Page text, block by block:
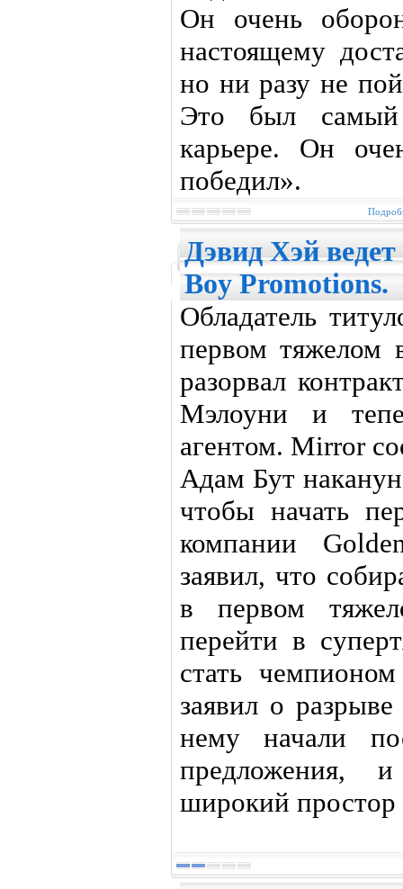
Он очень
настоящему
но ни разу не
Это был
карьере. Он
победил».
Дэвид Хэй
Boy Promotions.
Обладатель
первом тяжелом
разорвал
Мэлоуни и
агентом. Mirror
Адам Бут
чтобы начать
компании
заявил, что
в первом
перейти в
стать
заявил о
нему начали
предложения,
широкий простор